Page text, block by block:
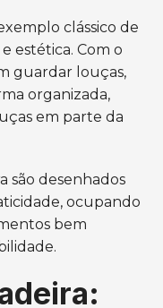
clássico de
estética. Com o
guardar louças,
organizada,
em parte da
são desenhados
ocupando
bem